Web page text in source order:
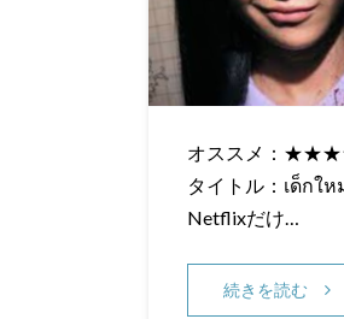
オススメ：★★★★
タイトル：เด็กใ
Netflixだけ…
続きを読む